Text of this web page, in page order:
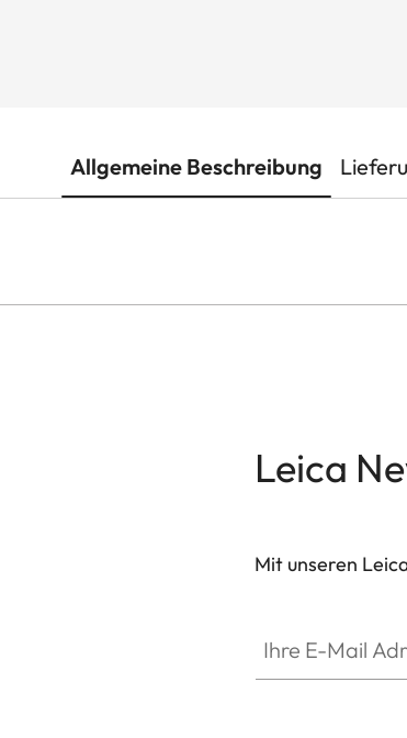
Allgemeine Beschreibung
Leica
Mit unseren